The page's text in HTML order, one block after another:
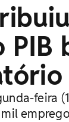
PIB
feira